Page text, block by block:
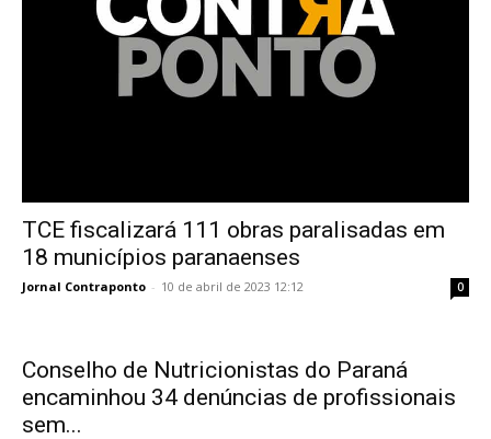
TCE fiscalizará 111 obras paralisadas em
18 municípios paranaenses
Jornal Contraponto - 10 de abril de 2023 12:12 0
Conselho de Nutricionistas do Paraná
encaminhou 34 denúncias de profissionais
sem...